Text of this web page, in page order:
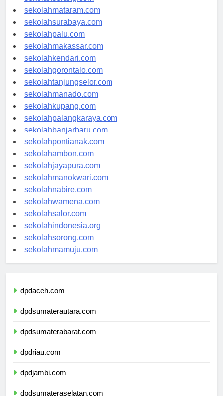
sekolahserang.com
sekolahmataram.com
sekolahsurabaya.com
sekolahpalu.com
sekolahmakassar.com
sekolahkendari.com
sekolahgorontalo.com
sekolahtanjungselor.com
sekolahmanado.com
sekolahkupang.com
sekolahpalangkaraya.com
sekolahbanjarbaru.com
sekolahpontianak.com
sekolahambon.com
sekolahjayapura.com
sekolahmanokwari.com
sekolahnabire.com
sekolahwamena.com
sekolahsalor.com
sekolahindonesia.org
sekolahsorong.com